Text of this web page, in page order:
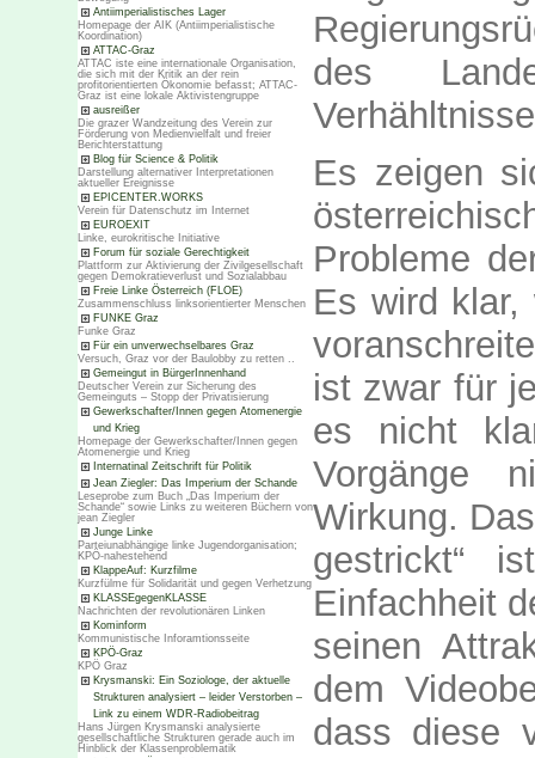
Antiimperialistisches Lager
Homepage der AIK (Antiimperialistische
Koordination)
ATTAC-Graz
ATTAC iste eine internationale Organisation,
die sich mit der Kritik an der rein
profitorientierten Ökonomie befasst; ATTAC-
Graz ist eine lokale Aktivistengruppe
ausreißer
Die grazer Wandzeitung des Verein zur
Förderung von Medienvielfalt und freier
Berichterstattung
Blog für Science & Politik
Darstellung alternativer Interpretationen
aktueller Ereignisse
EPICENTER.WORKS
Verein für Datenschutz im Internet
EUROEXIT
Linke, eurokritische Initiative
Forum für soziale Gerechtigkeit
Plattform zur Aktivierung der Zivilgesellschaft
gegen Demokratieverlust und Sozialabbau
Freie Linke Österreich (FLOE)
Zusammenschluss linksorientierter Menschen
FUNKE Graz
Funke Graz
Für ein unverwechselbares Graz
Versuch, Graz vor der Baulobby zu retten ..
Gemeingut in BürgerInnenhand
Deutscher Verein zur Sicherung des
Gemeinguts – Stopp der Privatisierung
Gewerkschafter/Innen gegen Atomenergie
und Krieg
Homepage der Gewerkschafter/Innen gegen
Atomenergie und Krieg
Internatinal Zeitschrift für Politik
Jean Ziegler: Das Imperium der Schande
Leseprobe zum Buch „Das Imperium der
Schande“ sowie Links zu weiteren Büchern von
jean Ziegler
Junge Linke
Parteiunabhängige linke Jugendorganisation;
KPÖ-nahestehend
KlappeAuf: Kurzfilme
Kurzfülme für Solidarität und gegen Verhetzung
KLASSEgegenKLASSE
Nachrichten der revolutionären Linken
Kominform
Kommunistische Inforamtionsseite
KPÖ-Graz
KPÖ Graz
Krysmanski: Ein Soziologe, der aktuelle
Strukturen analysiert – leider Verstorben –
Link zu einem WDR-Radiobeitrag
Hans Jürgen Krysmanski analysierte
gesellschaftliche Strukturen gerade auch im
Hinblick der Klassenproblematik
des
Es zeigen
Probleme
Es wird klar,
ist zwar für
es nicht
Vorgänge
Wirkung.
gestrickt“
Einfachheit
seinen
dem
dass diese